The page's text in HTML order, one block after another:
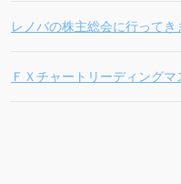
レノバの株主総会に行ってき
ＦＸチャートリーディング